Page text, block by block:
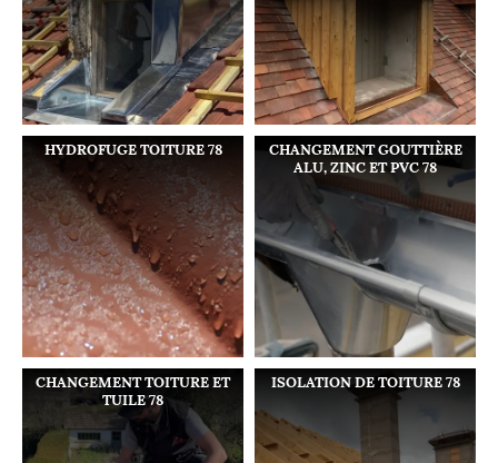
HYDROFUGE TOITURE 78
CHANGEMENT GOUTTIÈRE
ALU, ZINC ET PVC 78
CHANGEMENT TOITURE ET
TUILE 78
ISOLATION DE TOITURE 78